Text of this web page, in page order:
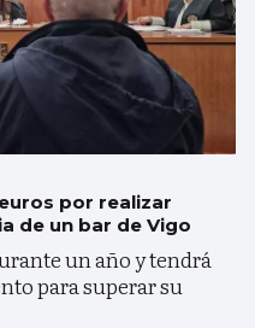
por realizar
de un bar de Vigo
un año y tendrá
para superar su